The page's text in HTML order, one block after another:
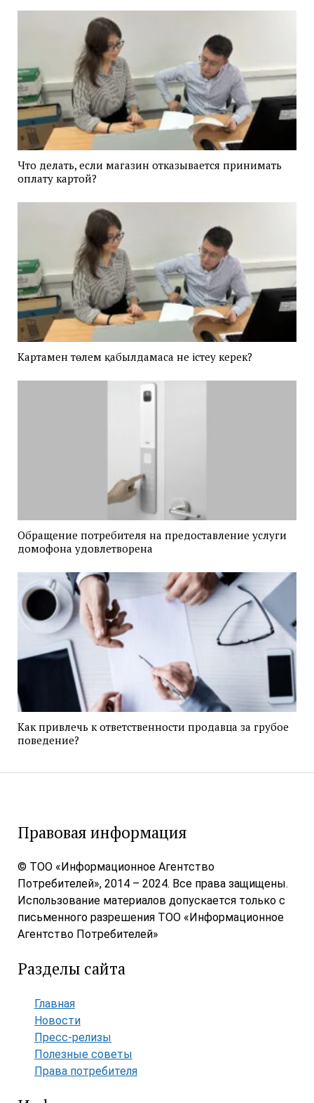
Что делать, если магазин отказывается принимать
оплату картой?
Картамен төлем қабылдамаса не істеу керек?
Обращение потребителя на предоставление услуги
домофона удовлетворена
Как привлечь к ответственности продавца за грубое
поведение?
Правовая информация
© ТОО «Информационное Агентство
Потребителей», 2014 – 2024. Все права защищены.
Использование материалов допускается только с
письменного разрешения ТОО «Информационное
Агентство Потребителей»
Разделы сайта
Главная
Новости
Пресс-релизы
Полезные советы
Права потребителя